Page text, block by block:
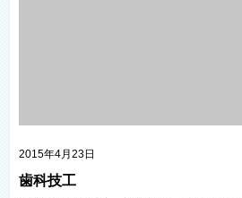
2015年4月23日
歯科技工